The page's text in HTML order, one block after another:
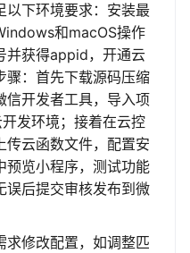
以下环境要求：安装最
和macOS操作
并获得appid，开通云
骤：首先下载源码压缩
信开发者工具，导入项
发环境；接着在云控
传云函数文件，配置安
预览小程序，测试功能
误后提交审核发布到微
求修改配置，如调整匹